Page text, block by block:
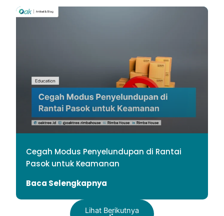
Cegah Modus Penyelundupan di Rantai
Pasok untuk Keamanan
Baca Selengkapnya
Lihat Berikutnya